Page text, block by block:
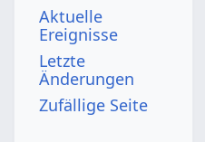
Aktuelle
Ereignisse
Letzte
Änderungen
Zufällige Seite